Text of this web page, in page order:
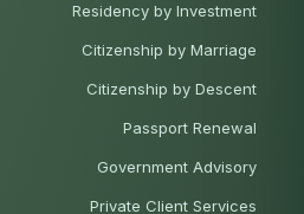
Residency by Investment
Citizenship by Marriage
Citizenship by Descent
Passport Renewal
Government Advisory
Private Client Services